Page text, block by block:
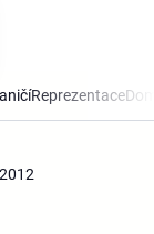
Reprezentace